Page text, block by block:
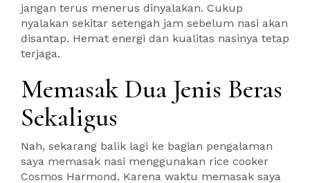
jangan terus menerus dinyalakan. Cukup
nyalakan sekitar setengah jam sebelum nasi akan
disantap. Hemat energi dan kualitas nasinya tetap
terjaga.
Memasak Dua Jenis Beras
Sekaligus
Nah, sekarang balik lagi ke bagian pengalaman
saya memasak nasi menggunakan rice cooker
Cosmos Harmond. Karena waktu memasak saya